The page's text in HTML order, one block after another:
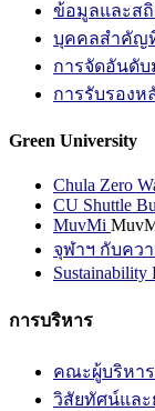
ข้อมูลและส
บุคคลสำคัญ
การจัดอันดั
การรับรองห
Green University
Chula Zero
CU Shuttle
MuvMi
จุฬาฯ กับคว
Sustainability
การบริหาร
คณะผู้บริหาร
วิสัยทัศน์แล